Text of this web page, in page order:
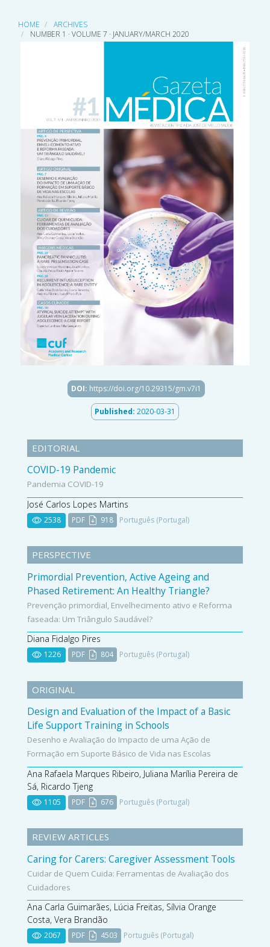
HOME
ARCHIVES
NUMBER 1 · VOLUME 7 · JANUARY/MARCH 2020
DOI: https://doi.org/10.29315/gm.v7i1
Published: 2020-03-31
EDITORIAL
COVID-19 Pandemic
Pandemia COVID-19
José Carlos Lopes Martins
2538 PDF 918 Português (Portugal)
PERSPECTIVE
Primordial Prevention, Active Ageing and
Phased Retirement: An Healthy Triangle?
Prevenção primordial, Envelhecimento ativo e Reforma
faseada: Um Triângulo Saudável?
Diana Fidalgo Pires
1226 PDF 804 Português (Portugal)
ORIGINAL
Design and Evaluation of the Impact of a Basic
Life Support Training in Schools
Desenho e Avaliação do Impacto de uma Ação de
Formação em Suporte Básico de Vida nas Escolas
Ana Rafaela Marques Ribeiro, Juliana Marília Pereira de
Sá, Ricardo Tjeng
1105 PDF 676 Português (Portugal)
REVIEW ARTICLES
Caring for Carers: Caregiver Assessment Tools
Cuidar de Quem Cuida: Ferramentas de Avaliação dos
Cuidadores
Ana Carla Guimarães, Lúcia Freitas, Sílvia Orange
Costa, Vera Brandão
2067 PDF 4503 Português (Portugal)